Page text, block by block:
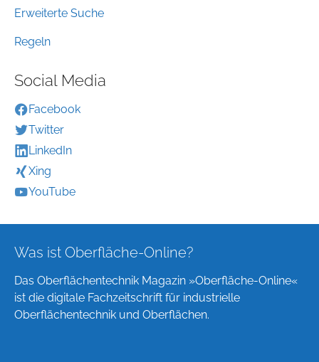
Erweiterte Suche
Regeln
Social Media
Facebook
Twitter
LinkedIn
Xing
YouTube
Was ist Oberfläche-Online?
Das Oberflächentechnik Magazin »Oberfläche-Online«
ist die digitale Fachzeitschrift für industrielle
Oberflächentechnik und Oberflächen.